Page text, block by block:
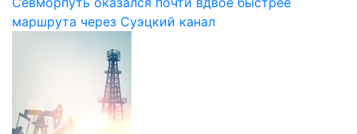
маршрута через Суэцкий канал